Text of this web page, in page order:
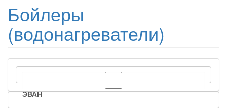
Бойлеры
(водонагреватели)
ЭВАН